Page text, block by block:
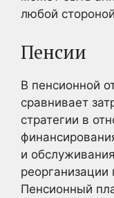
любой
Пенсии
В пенсионной
сравнивает
стратегии в
и
Пенсионный